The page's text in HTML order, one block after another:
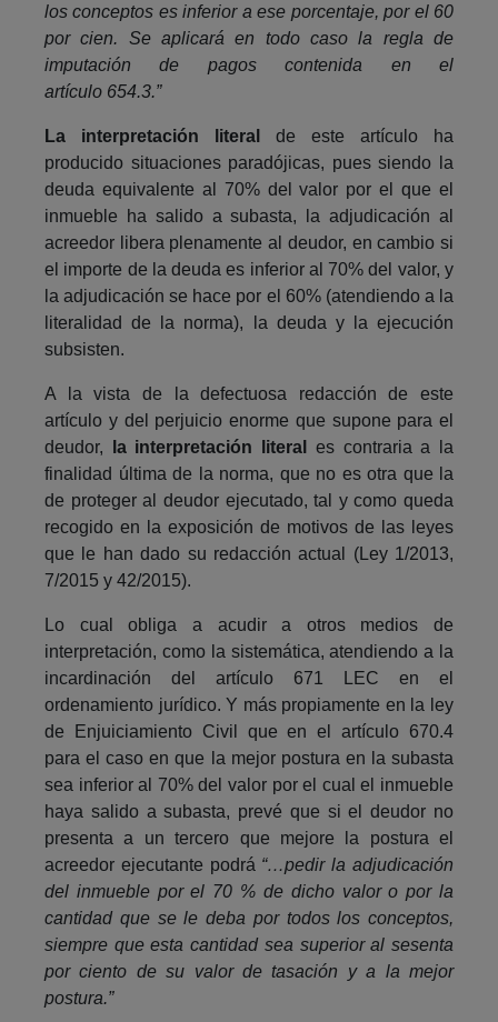
los conceptos es inferior a ese porcentaje, por el 60
por cien. Se aplicará en todo caso la regla de
imputación de pagos contenida en el
artículo 654.3.”
La interpretación literal de este artículo ha
producido situaciones paradójicas, pues siendo la
deuda equivalente al 70% del valor por el que el
inmueble ha salido a subasta, la adjudicación al
acreedor libera plenamente al deudor, en cambio si
el importe de la deuda es inferior al 70% del valor, y
la adjudicación se hace por el 60% (atendiendo a la
literalidad de la norma), la deuda y la ejecución
subsisten.
A la vista de la defectuosa redacción de este
artículo y del perjuicio enorme que supone para el
deudor,
la interpretación literal es contraria a la
finalidad última de la norma, que no es otra que la
de proteger al deudor ejecutado, tal y como queda
recogido en la exposición de motivos de las leyes
que le han dado su redacción actual (Ley 1/2013,
7/2015 y 42/2015).
Lo cual obliga a acudir a otros medios de
interpretación, como la sistemática, atendiendo a la
incardinación del artículo 671 LEC en el
ordenamiento jurídico. Y más propiamente en la ley
de Enjuiciamiento Civil que en el artículo 670.4
para el caso en que la mejor postura en la subasta
sea inferior al 70% del valor por el cual el inmueble
haya salido a subasta, prevé que si el deudor no
presenta a un tercero que mejore la postura el
acreedor ejecutante podrá “…pedir la adjudicación
del inmueble por el 70 % de dicho valor o por la
cantidad que se le deba por todos los conceptos,
siempre que esta cantidad sea superior al sesenta
por ciento de su valor de tasación y a la mejor
postura.”